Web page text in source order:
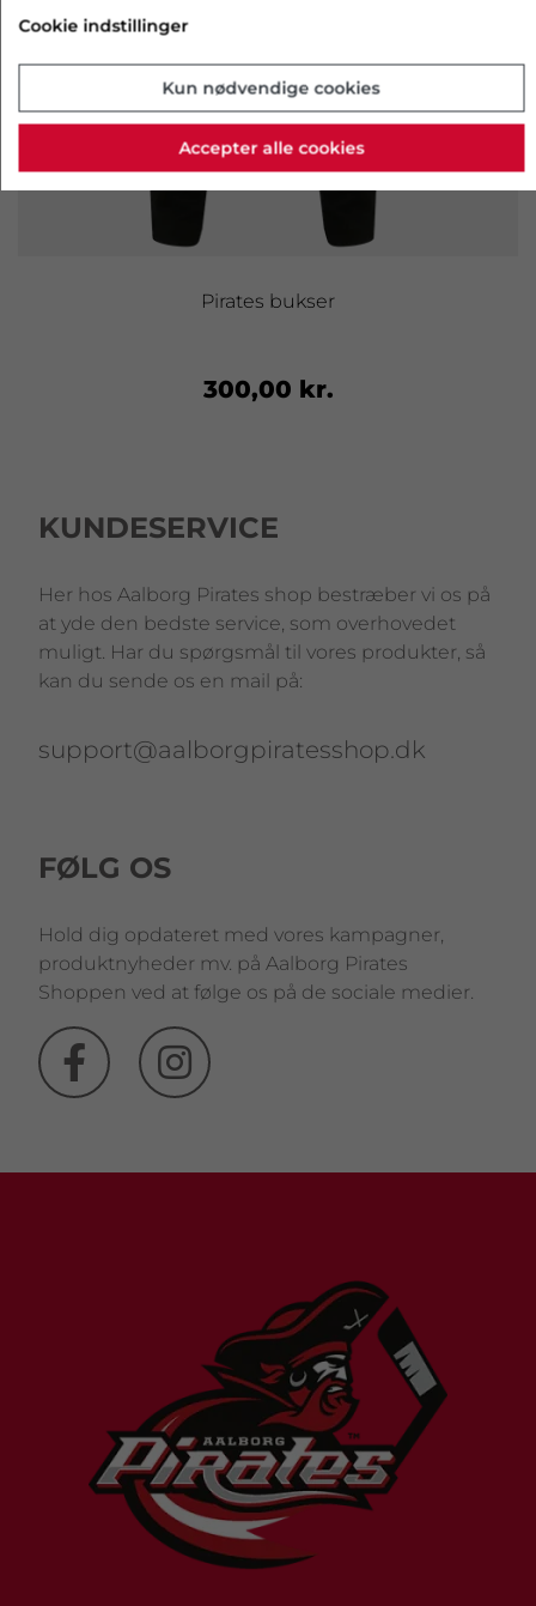
Pirates bukser
300,00 kr.
KUNDESERVICE
Her hos Aalborg Pirates shop bestræber vi os på
at yde den bedste service, som overhovedet
muligt. Har du spørgsmål til vores produkter, så
kan du sende os en mail på:
support@aalborgpiratesshop.dk
FØLG OS
Hold dig opdateret med vores kampagner,
produktnyheder mv. på Aalborg Pirates
Shoppen ved at følge os på de sociale medier.
Cookie indstillinger
Kun nødvendige cookies
Accepter alle cookies